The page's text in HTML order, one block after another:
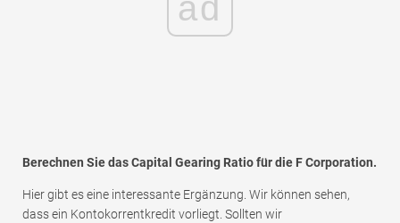
Berechnen Sie das Capital Gearing Ratio für die F Corporation.
Hier gibt es eine interessante Ergänzung. Wir können sehen,
dass ein Kontokorrentkredit vorliegt. Sollten wir